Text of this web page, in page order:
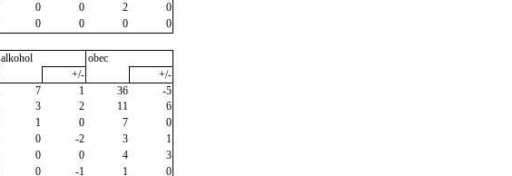
0 0 2
0
0 0 0
0
alkohol
obec
+/-
+/-
7 1 36
-5
3 2 11
6
1 0 7
0
0 -2 3
1
0 0 4
3
0 -1 1
0